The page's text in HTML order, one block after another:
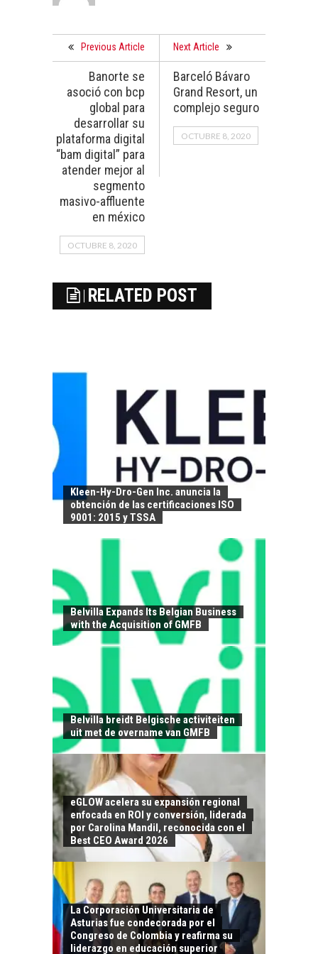
Previous Article
Banorte se
asoció con bcp
global para
desarrollar su
plataforma digital
“bam digital” para
atender mejor al
segmento
masivo-affluente
en méxico
OCTUBRE 8, 2020
Next Article
Barceló Bávaro
Grand Resort, un
complejo seguro
OCTUBRE 8, 2020
RELATED POST
Kleen-Hy-Dro-Gen Inc. anuncia la
obtención de las certificaciones ISO
9001: 2015 y TSSA
Belvilla Expands Its Belgian Business
with the Acquisition of GMFB
Belvilla breidt Belgische activiteiten
uit met de overname van GMFB
eGLOW acelera su expansión regional
enfocada en ROI y conversión, liderada
por Carolina Mandil, reconocida con el
Best CEO Award 2026
La Corporación Universitaria de
Asturias fue condecorada por el
Congreso de Colombia y reafirma su
liderazgo en educación superior
LOS SERVICIOS
DIGITALES
EXPORTADOS DESDE
CHILE
El auge de las
exportaciones de
servicios digitales en
Chile:…
TURISMO EN EL
DESIERTO DE
ATACAMA:
OPORTUNIDADES
PARA EL
DESARROLLO LOCAL
El Desierto de
Atacama: Motor
Estratégico para el
Desarrollo Turístico…
LA INDUSTRIA
MINERA CHILENA
FRENTE AL DESAFÍO